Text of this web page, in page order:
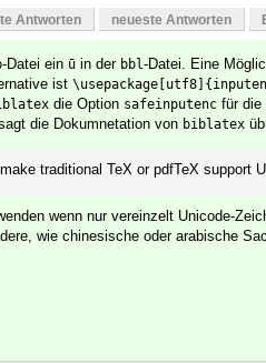
Antworten neueste Antworten
-Datei ein ū in der bbl-Datei. Eine
ist
die Option safeinputenc für die
die Dokumnetation von biblatex
traditional TeX or pdfTeX support
wenn nur vereinzelt Unicode-
wie chinesische oder arabische